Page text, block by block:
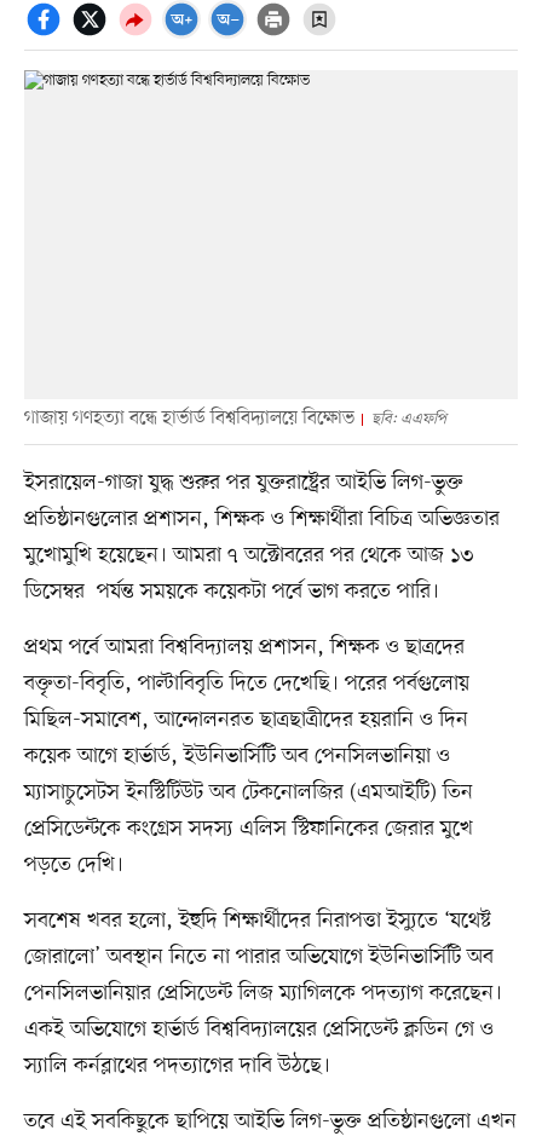
গাজায় গণহত্যা বন্ধে হার্ভার্ড বিশ্ববিদ্যালয়ে বিক্ষোভ ছবি: এএফপি
ইসরায়েল-গাজা যুদ্ধ শুরুর পর যুক্তরাষ্ট্রের আইভি লিগ-ভুক্ত
প্রতিষ্ঠানগুলোর প্রশাসন, শিক্ষক ও শিক্ষার্থীরা বিচিত্র অভিজ্ঞতার
মুখোমুখি হয়েছেন। আমরা ৭ অক্টোবরের পর থেকে আজ ১৩
ডিসেম্বর পর্যন্ত সময়কে কয়েকটা পর্বে ভাগ করতে পারি।
প্রথম পর্বে আমরা বিশ্ববিদ্যালয় প্রশাসন, শিক্ষক ও ছাত্রদের
বক্তৃতা-বিবৃতি, পাল্টাবিবৃতি দিতে দেখেছি। পরের পর্বগুলোয়
মিছিল-সমাবেশ, আন্দোলনরত ছাত্রছাত্রীদের হয়রানি ও দিন
কয়েক আগে হার্ভার্ড, ইউনিভার্সিটি অব পেনসিলভানিয়া ও
ম্যাসাচুসেটস ইনস্টিটিউট অব টেকনোলজির (এমআইটি) তিন
প্রেসিডেন্টকে কংগ্রেস সদস্য এলিস স্টিফানিকের জেরার মুখে
পড়তে দেখি।
সবশেষ খবর হলো, ইহুদি শিক্ষার্থীদের নিরাপত্তা ইস্যুতে ‘যথেষ্ট
জোরালো’ অবস্থান নিতে না পারার অভিযোগে ইউনিভার্সিটি অব
পেনসিলভানিয়ার প্রেসিডেন্ট লিজ ম্যাগিলকে পদত্যাগ করেছেন।
একই অভিযোগে হার্ভার্ড বিশ্ববিদ্যালয়ের প্রেসিডেন্ট ক্লডিন গে ও
স্যালি কর্নব্লাথের পদত্যাগের দাবি উঠছে।
তবে এই সবকিছুকে ছাপিয়ে আইভি লিগ-ভুক্ত প্রতিষ্ঠানগুলো এখন